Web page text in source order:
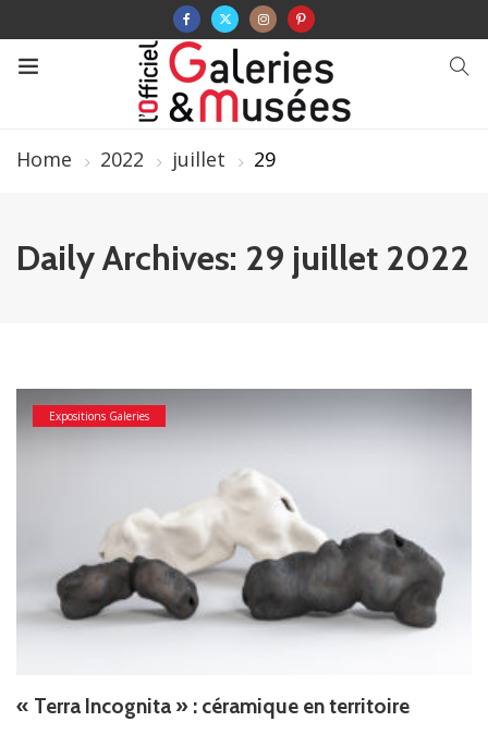
Home 2022 juillet 29
Daily Archives: 29 juillet 2022
Expositions Galeries
« Terra Incognita » : céramique en territoire